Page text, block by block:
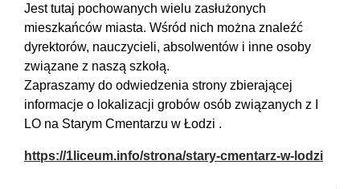
Jest tutaj pochowanych wielu zasłużonych
mieszkańców miasta. Wśród nich można znaleźć
dyrektorów, nauczycieli, absolwentów i inne osoby
związane z naszą szkołą.
Zapraszamy do odwiedzenia strony zbierającej
informacje o lokalizacji grobów osób związanych z I
LO na Starym Cmentarzu w Łodzi .
https://1liceum.info/strona/stary-cmentarz-w-lodzi